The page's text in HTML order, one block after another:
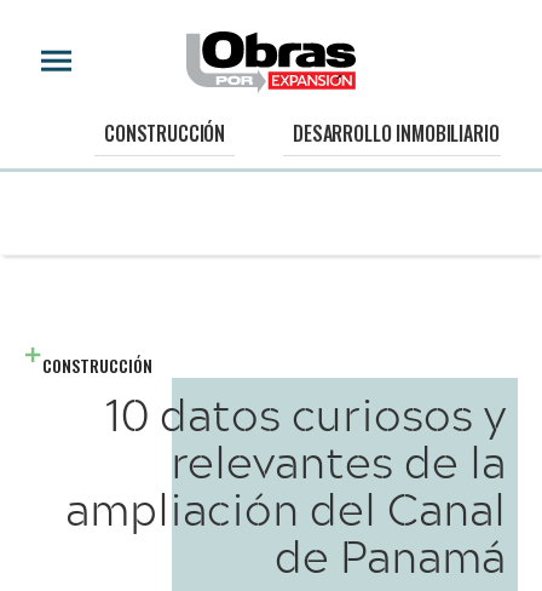
CONSTRUCCIÓN DESARROLLO INMOBILIARIO
CONSTRUCCIÓN
10 datos curiosos y
relevantes de la
ampliación del Canal
de Panamá